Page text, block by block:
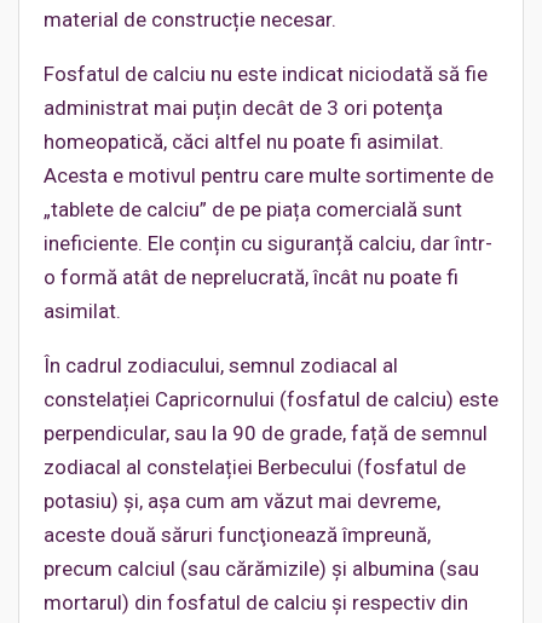
material de construcție necesar.
Fosfatul de calciu nu este indicat niciodată să fie
administrat mai puțin decât de 3 ori potenţa
homeopatică, căci altfel nu poate fi asimilat.
Acesta e motivul pentru care multe sortimente de
„tablete de calciu” de pe piața comercială sunt
ineficiente. Ele conțin cu siguranță calciu, dar într-
o formă atât de neprelucrată, încât nu poate fi
asimilat.
În cadrul zodiacului, semnul zodiacal al
constelației Capricornului (fosfatul de calciu) este
perpendicular, sau la 90 de grade, față de semnul
zodiacal al constelației Berbecului (fosfatul de
potasiu) şi, aşa cum am văzut mai devreme,
aceste două săruri funcţionează împreună,
precum calciul (sau cărămizile) şi albumina (sau
mortarul) din fosfatul de calciu și respectiv din